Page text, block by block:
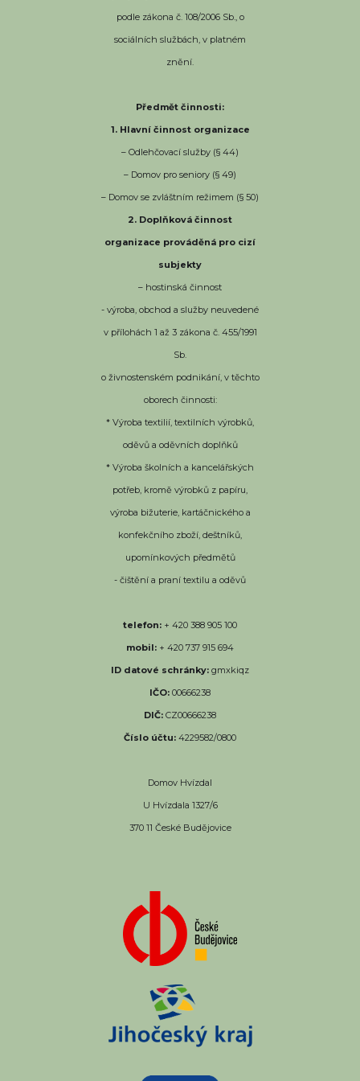
podle zákona č. 108/2006 Sb., o
sociálních službách, v platném
znění.
Předmět činnosti:
1. Hlavní činnost organizace
– Odlehčovací služby (§ 44)
– Domov pro seniory (§ 49)
– Domov se zvláštním režimem (§ 50)
2. Doplňková činnost
organizace prováděná pro cizí
subjekty
– hostinská činnost
- výroba, obchod a služby neuvedené
v přílohách 1 až 3 zákona č. 455/1991
Sb.
o živnostenském podnikání, v těchto
oborech činnosti:
* Výroba textilií, textilních výrobků,
oděvů a oděvních doplňků
* Výroba školních a kancelářských
potřeb, kromě výrobků z papíru,
výroba bižuterie, kartáčnického a
konfekčního zboží, deštníků,
upomínkových předmětů
- čištění a praní textilu a oděvů
telefon: + 420 388 905 100
mobil: + 420 737 915 694
ID datové schránky: gmxkiqz
IČO: 00666238
DIČ: CZ00666238
Číslo účtu: 4229582/0800
Domov Hvízdal
U Hvízdala 1327/6
370 11 České Budějovice